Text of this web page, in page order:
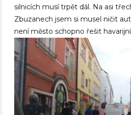
silnicích musí trpět dál. Na asi
Zbuzanech jsem si musel ničit
není město schopno řešit